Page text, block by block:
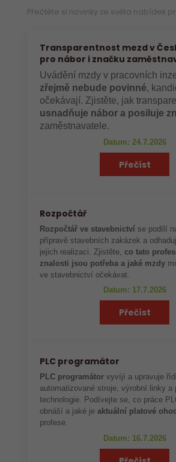
Přečtěte si novinky ze světa nabídek
Transparentnost mezd v
pro nábor i značku
Uvádění mzdy v pracovních
zřejmě nebude povinné,
očekávají. Zjistěte, jak
usnadňuje nábor a posiluje
zaměstnavatele.
Datum: 24.7.2026
Přečíst
Rozpočtář
Rozpočtář ve stavebnictví se podílí
přípravě stavebních zakázek a
jejich realizaci. Zjistěte,co tato
znalosti jsou potřeba a jaké mzdy
ve stavebnictví očekávat.
Datum: 17.7.2026
Přečíst
PLC programátor
PLC programátor vyvíjí a upravuje
automatizované stroje, výrobní linky a
technologie. Podívejte se, co práce
obnáší a jaké je aktuální platové
profese.
Datum: 16.7.2026